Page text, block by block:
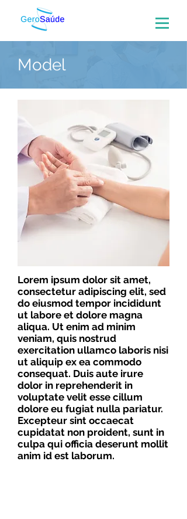
Model
Lorem ipsum dolor sit amet,
consectetur adipiscing elit, sed
do eiusmod tempor incididunt
ut labore et dolore magna
aliqua. Ut enim ad minim
veniam, quis nostrud
exercitation ullamco laboris nisi
ut aliquip ex ea commodo
consequat. Duis aute irure
dolor in reprehenderit in
voluptate velit esse cillum
dolore eu fugiat nulla pariatur.
Excepteur sint occaecat
cupidatat non proident, sunt in
culpa qui officia deserunt mollit
anim id est laborum.